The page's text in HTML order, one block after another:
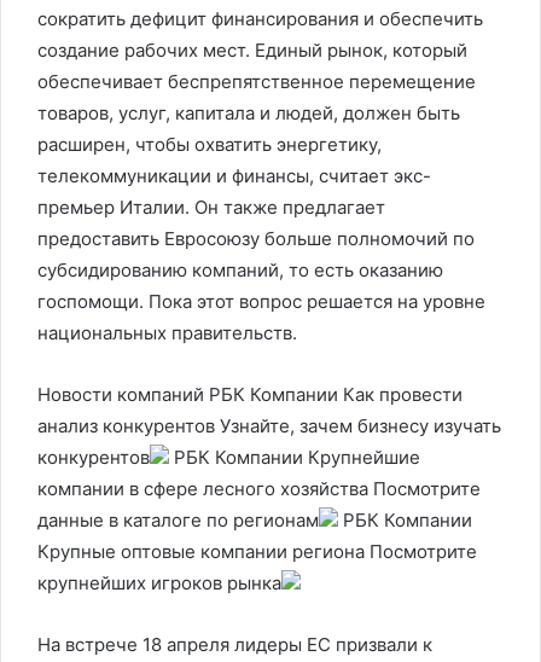
сократить дефицит финансирования и обеспечить
создание рабочих мест. Единый рынок, который
обеспечивает беспрепятственное перемещение
товаров, услуг, капитала и людей, должен быть
расширен, чтобы охватить энергетику,
телекоммуникации и финансы, считает экс-
премьер Италии. Он также предлагает
предоставить Евросоюзу больше полномочий по
субсидированию компаний, то есть оказанию
госпомощи. Пока этот вопрос решается на уровне
национальных правительств.
Новости компаний РБК Компании Как провести
анализ конкурентов Узнайте, зачем бизнесу изучать
конкурентов
РБК Компании Крупнейшие
компании в сфере лесного хозяйства Посмотрите
данные в каталоге по регионам
РБК Компании
Крупные оптовые компании региона Посмотрите
крупнейших игроков рынка
На встрече 18 апреля лидеры ЕС призвали к